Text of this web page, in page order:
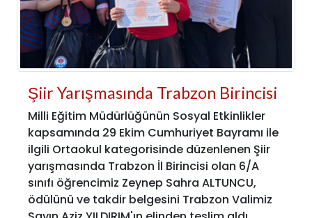
Şiir Yarışmasında Trabzon Birincisi
Milli Eğitim Müdürlüğünün Sosyal Etkinlikler
kapsamında 29 Ekim Cumhuriyet Bayramı ile
ilgili Ortaokul kategorisinde düzenlenen Şiir
yarışmasında Trabzon İl Birincisi olan 6/A
sınıfı öğrencimiz Zeynep Sahra ALTUNCU,
ödülünü ve takdir belgesini Trabzon Valimiz